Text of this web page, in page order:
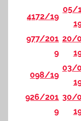
4172/19
05/
977/201
9
20/
098/19
03/
926/201
9
30/